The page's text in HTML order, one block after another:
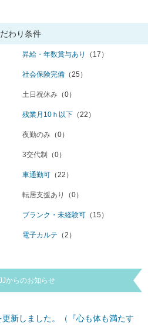
わり条件
昇給・年数賞与あり （17）
社会保険完備 （25）
土日祝休み （0）
残業月10ｈ以下 （22）
夜勤のみ （0）
3交代制 （0）
車通勤可 （22）
転居支援あり （0）
ブランク・未経験可 （15）
電子カルテ （2）
からのお知らせ
更新しました。（『心も体も満たす